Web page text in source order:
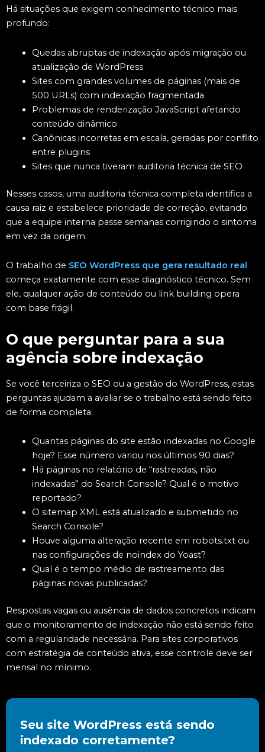
Há situações que exigem conhecimento técnico mais
profundo:
Quedas abruptas de indexação após migração ou
atualização de WordPress
Sites com grandes volumes de páginas (mais de
500 URLs) com indexação fragmentada
Problemas de renderização JavaScript afetando
conteúdo dinâmico
Canônicas incorretas em escala, geradas por conflito
entre plugins
Sites que nunca tiveram auditoria técnica de SEO
Nesses casos, uma auditoria técnica completa identifica a
causa raiz e estabelece prioridade de correção, evitando
que a equipe interna passe semanas corrigindo o sintoma
em vez da origem.
O trabalho de SEO WordPress que gera resultado real
começa exatamente com esse diagnóstico técnico. Sem
ele, qualquer ação de conteúdo ou link building opera
com base frágil.
O que perguntar para a sua
agência sobre indexação
Se você terceiriza o SEO ou a gestão do WordPress, estas
perguntas ajudam a avaliar se o trabalho está sendo feito
de forma completa:
Quantas páginas do site estão indexadas no Google
hoje? Esse número variou nos últimos 90 dias?
Há páginas no relatório de “rastreadas, não
indexadas” do Search Console? Qual é o motivo
reportado?
O sitemap XML está atualizado e submetido no
Search Console?
Houve alguma alteração recente em robots.txt ou
nas configurações de noindex do Yoast?
Qual é o tempo médio de rastreamento das
páginas novas publicadas?
Respostas vagas ou ausência de dados concretos indicam
que o monitoramento de indexação não está sendo feito
com a regularidade necessária. Para sites corporativos
com estratégia de conteúdo ativa, esse controle deve ser
mensal no mínimo.
Seu site WordPress está sendo
indexado corretamente?